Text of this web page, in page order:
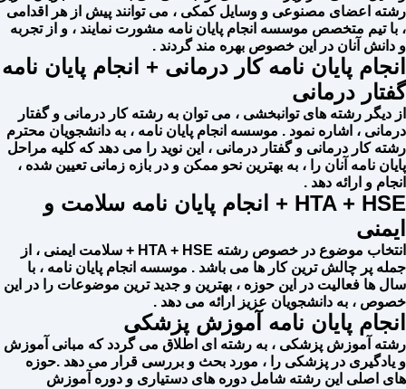
رشته اعضای مصنوعی و وسایل کمکی ، می توانند پیش از هر اقدامی
، با تیم متخصص موسسه انجام پایان نامه مشورت نمایند ، و از تجربه
و دانش آنان در این خصوص بهره مند گردند .
انجام پایان نامه کار درمانی + انجام پایان نامه
گفتار درمانی
از دیگر رشته های توانبخشی ، می توان به رشته کار درمانی و گفتار
درمانی ، اشاره نمود . موسسه انجام پایان نامه ، به دانشجویان محترم
رشته کار درمانی و گفتار درمانی ، این نوید را می دهد که کلیه مراحل
پایان نامه آنان را ، به بهترین نحو ممکن و در بازه زمانی تعیین شده ،
انجام و ارائه دهد .
HTA + HSE + انجام پایان نامه سلامت و
ایمنی
انتخاب موضوع در خصوص رشته HTA + HSE + سلامت ایمنی ، از
جمله پر‌ چالش ترین کار ها می باشد . موسسه انجام پایان نامه ، با
سال ها فعالیت در این حوزه ، بهترین و جدید ترین موضوعات را در این
خصوص ، به دانشجویان عزیز ارائه می دهد .
انجام پایان نامه آموزش پزشکی
رشته آموزش پزشکی ، به رشته ای اطلاق می گردد که مبانی آموزش
و یادگیری در پزشکی را ، مورد بحث و بررسی قرار می دهد .حوزه
های اصلی این رشته شامل دوره های دستیاری و دوره آموزش